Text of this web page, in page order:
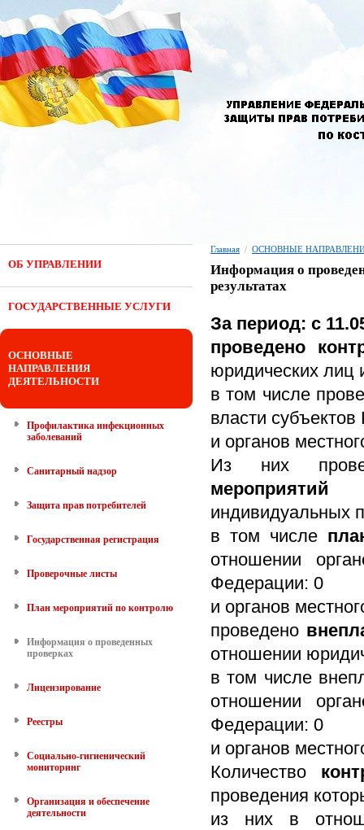
ОБ УПРАВЛЕНИИ
ГОСУДАРСТВЕННЫЕ УСЛУГИ
ОСНОВНЫЕ
НАПРАВЛЕНИЯ
ДЕЯТЕЛЬНОСТИ
Профилактика инфекционных
заболеваний
Санитарный надзор
Защита прав потребителей
Государственная регистрация
Проверочные листы
План мероприятий по контролю
Информация о проведенных
проверках
Лицензирование
Реестры
Социально-гигиенический
мониторинг
Организация и обеспечение
деятельности
Главная / ОСНОВНЫЕ
Информация о
результатах
За период: с
проведено
юридических лиц
в том числе
власти
и органов
Из них
мероприятий
индивидуальных
в том числе
отношении
Федерации: 0
и органов
проведено
отношении
в том числе
отношении
Федерации: 0
и органов
Количество
проведения
из них в